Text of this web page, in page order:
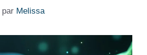
par Melissa